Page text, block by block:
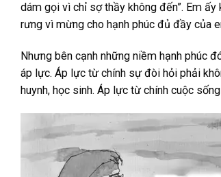
dám gọi vì chỉ sợ thầy không đến”. Em
rưng vì mừng cho hạnh phúc đủ đầy của
Nhưng bên cạnh những niềm hạnh phúc
áp lực. Áp lực từ chính sự đòi hỏi phải
huynh, học sinh. Áp lực từ chính cuộc